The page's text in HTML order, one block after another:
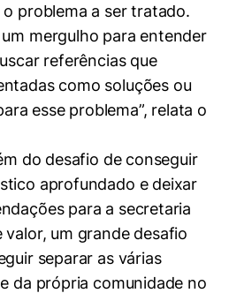
problema a ser tratado.
mergulho para entender
referências que
como soluções ou
esse problema”, relata o
do desafio de conseguir
aprofundado e deixar
para a secretaria
um grande desafio
separar as várias
da própria comunidade no